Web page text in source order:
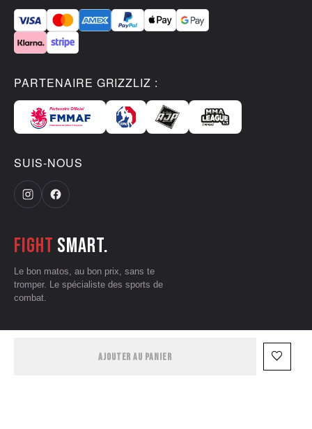
AJOUTER AU PANIER favorite_border
PARTENAIRE GRIZZLIZ :
SUIS-NOUS
Fight smart.
Le bon matos, au bon prix, sans te
tromper. Le spécialiste des sports de
combat.
Mentions légales•Données personnelles
Conditions d'utilisation